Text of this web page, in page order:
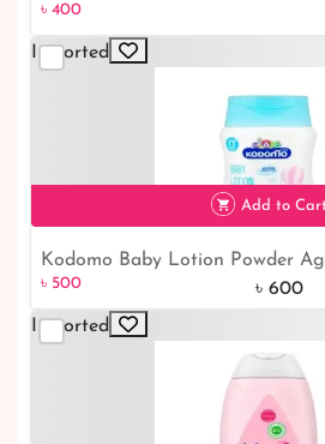
৳ 400
৳ 400
Imported
Add to
Kodomo Baby Lotion Powder
Nourishing Care for Your Little
৳ 500
৳ 600
Imported